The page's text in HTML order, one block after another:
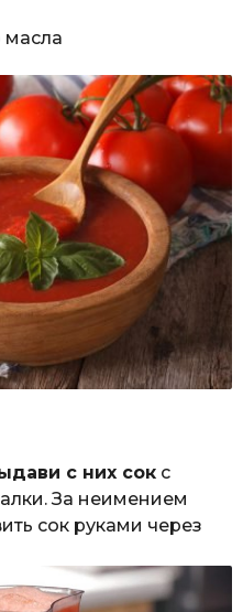
масла
с них сок с
За неимением
сок руками через